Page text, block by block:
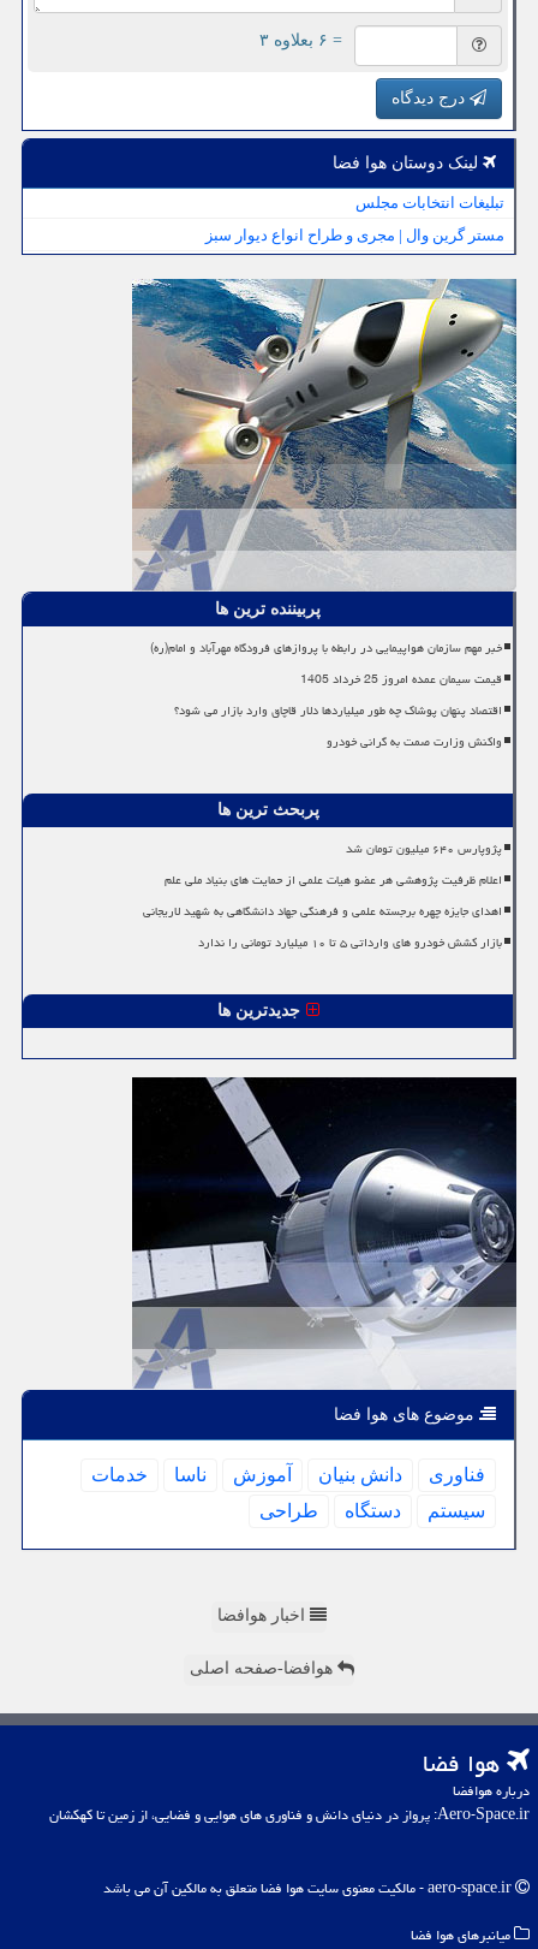
= ۶ بعلاوه ۳
درج دیدگاه
لینک دوستان هوا فضا
تبلیغات انتخابات مجلس
مستر گرین وال | مجری و طراح انواع دیوار سبز
پربیننده ترین ها
خبر مهم سازمان هواپیمایی در رابطه با پروازهای فرودگاه مهرآباد و امام(ره)
قیمت سیمان عمده امروز 25 خرداد 1405
اقتصاد پنهان پوشاک چه طور میلیاردها دلار قاچاق وارد بازار می شود؟
واکنش وزارت صمت به گرانی خودرو
پربحث ترین ها
پژوپارس ۶۴۰ میلیون تومان شد
اعلام ظرفیت پژوهشی هر عضو هیات علمی از حمایت های بنیاد ملی علم
اهدای جایزه چهره برجسته علمی و فرهنگی جهاد دانشگاهی به شهید لاریجانی
بازار کشش خودرو های وارداتی ۵ تا ۱۰ میلیارد تومانی را ندارد
جدیدترین ها
موضوع های هوا فضا
فناوری دانش بنیان آموزش ناسا
خدمات
سیستم
دستگاه طراحی
اخبار هوافضا
هوافضا-صفحه اصلی
هوا فضا
درباره هوافضا
Aero-Space.ir: پرواز در دنیای دانش و فناوری های هوایی و فضایی، از زمین تا کهکشان
میانبرهای هوا فضا